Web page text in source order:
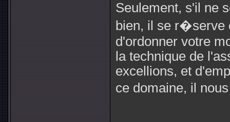
Seulement, s'il ne
bien, il se r�serve
d'ordonner votre
la technique de
excellions, et
ce domaine, il